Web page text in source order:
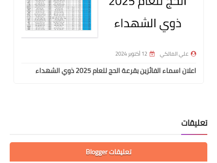
علي المالكي 12 أكتوبر 2024
اعلان اسماء الفائزين بقرعة الحج للعام 2025 ذوي الشهداء
تعليقات
تعليقات Blogger